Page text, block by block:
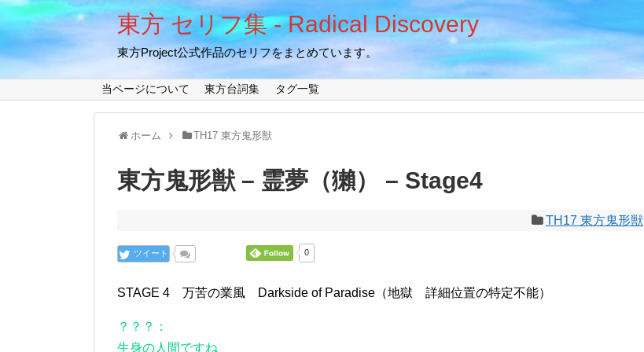
東方 セリフ集 - Radical Discovery
東方Project公式作品のセリフをまとめています。
当ページについて 東方台詞集 タグ一覧
ホーム TH17 東方鬼形獣
東方鬼形獣 – 霊夢（獺） – Stage4
TH17 東方鬼形獣
ツイート 0
STAGE 4 万苦の業風 Darkside of Paradise（地獄 詳細位置の特定不能）
？？？：
生身の人間ですね